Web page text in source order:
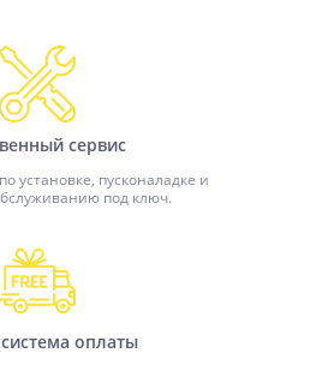
сервис
установке, пусконаладке и
под ключ.
оплаты